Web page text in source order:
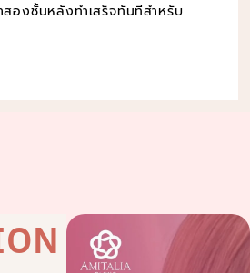
องชั้นหลังทำเสร็จทันทีสำหรับ